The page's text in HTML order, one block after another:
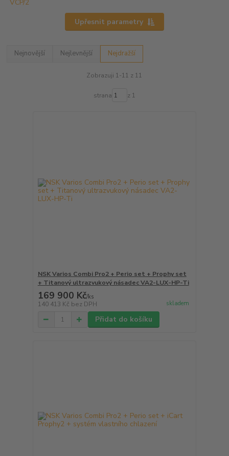
Upřesnit parametry
Nejnovější Nejlevnější Nejdražší
Zobrazuji 1-11 z 11
strana z 1
NSK Varios Combi Pro2 + Perio set + Prophy set
+ Titanový ultrazvukový násadec VA2-LUX-HP-Ti
169 900 Kč/ks
140 413 Kč bez DPH skladem
Přidat do košíku